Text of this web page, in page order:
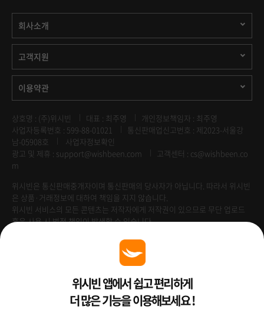
회사소개
고객지원
이용약관
상호명 : (주)위시빈 대표 : 최주영
개인정보책임자 : 최주영
사업자등록번호 : 599-88-01021
통신판매업신고번호 : 제2023-서울강
남-05908호
사업자정보확인
광고 및 제휴 : support@wishbeen.com
고객센터 : cs@wishbeen.co
m
위시빈은 통신판매중개자이며 통신판매의 당사자가 아닙니다. 따라서 위시빈
은 상품·거래정보에 대하여 책임을 지지 않습니다.
위시빈 서비스의 모든 콘텐츠는 저작자에게 저작권이 있으므로 무단 업로드
혹은 사용 시 법적 책임이 발생할 수 있습니다.
Venture Enterprise위시빈 앱에서 쉽고 편리하게
더 많은 기능을 이용해보세요 !